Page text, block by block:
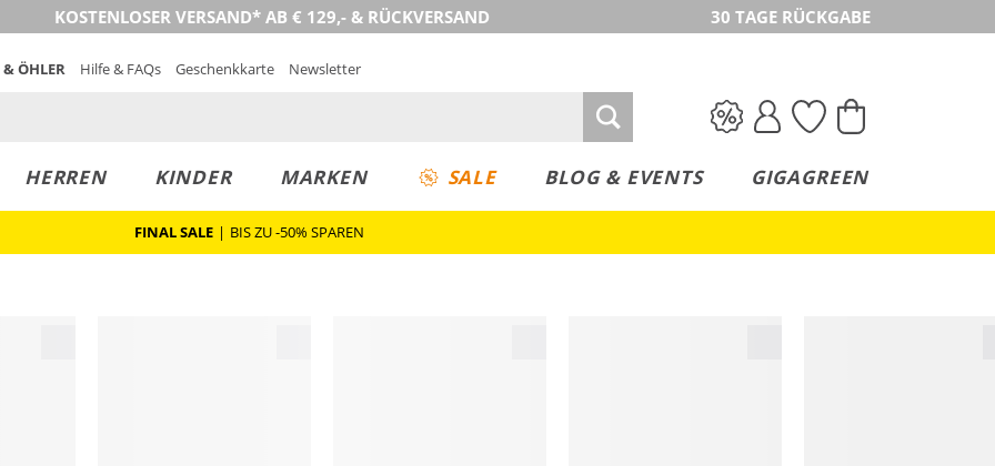
KOSTENLOSER VERSAND* AB € 129,- & RÜCKVERSAND 30 TAGE RÜCKGABE
ÖHLER Hilfe & FAQs Geschenkkarte Newsletter
HERREN KINDER MARKEN SALE BLOG & EVENTS GIGAGREEN
FINAL SALE | BIS ZU -50% SPAREN